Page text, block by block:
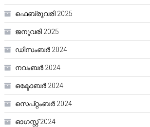
ഫെബ്രുവരി 2025
ജനുവരി 2025
ഡിസംബർ 2024
നവംബർ 2024
ഒക്ടോബർ 2024
സെപ്റ്റംബർ 2024
ഓഗസ്റ്റ്‌ 2024